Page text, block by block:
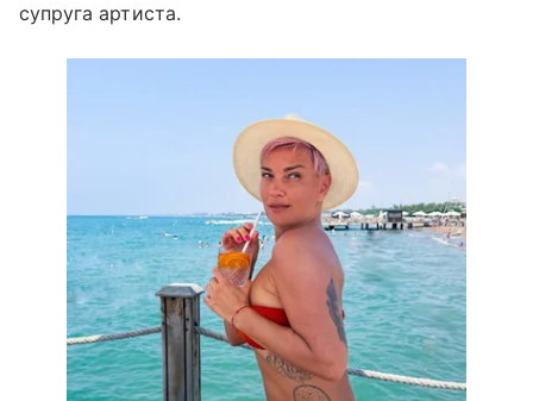
супруга артиста.